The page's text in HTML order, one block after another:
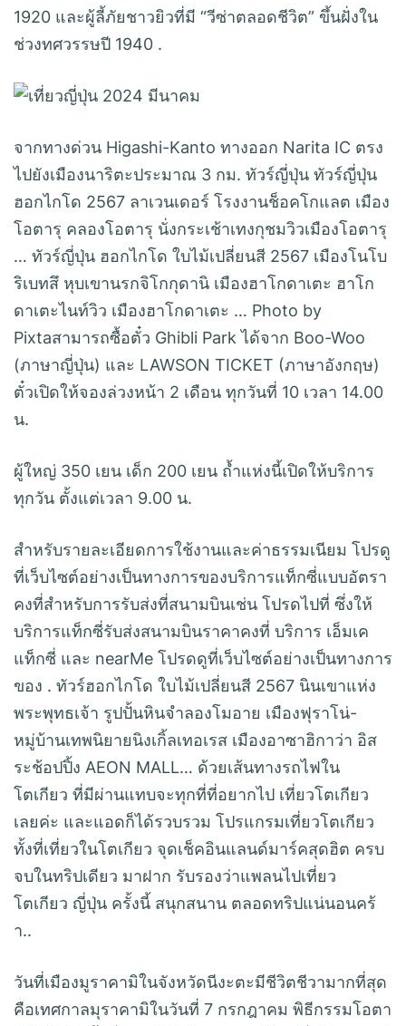
1920 และผู้ลี้ภัยชาวยิวที่มี “วีซ่าตลอดชีวิต” ขึ้นฝั่งใน
ช่วงทศวรรษปี 1940 .
จากทางด่วน Higashi-Kanto ทางออก Narita IC ตรง
ไปยังเมืองนาริตะประมาณ 3 กม. ทัวร์ญี่ปุ่น ทัวร์ญี่ปุ่น
ฮอกไกโด 2567 ลาเวนเดอร์ โรงงานช็อคโกแลต เมือง
โอตารุ คลองโอตารุ นั่งกระเช้าเทงกุชมวิวเมืองโอตารุ
… ทัวร์ญี่ปุ่น ฮอกไกโด ใบไม้เปลี่ยนสี 2567 เมืองโนโบ
ริเบทสึ หุบเขานรกจิโกกุดานิ เมืองฮาโกดาเตะ ฮาโก
ดาเตะไนท์วิว เมืองฮาโกดาเตะ … Photo by
Pixtaสามารถซื้อตั๋ว Ghibli Park ได้จาก Boo-Woo
(ภาษาญี่ปุ่น) และ LAWSON TICKET (ภาษาอังกฤษ)
ตั๋วเปิดให้จองล่วงหน้า 2 เดือน ทุกวันที่ 10 เวลา 14.00
น.
ผู้ใหญ่ 350 เยน เด็ก 200 เยน ถ้ำแห่งนี้เปิดให้บริการ
ทุกวัน ตั้งแต่เวลา 9.00 น.
สำหรับรายละเอียดการใช้งานและค่าธรรมเนียม โปรดู
ที่เว็บไซต์อย่างเป็นทางการของบริการแท็กซี่แบบอัตรา
คงที่สำหรับการรับส่งที่สนามบินเช่น โปรดไปที่ ซึ่งให้
บริการแท็กซี่รับส่งสนามบินราคาคงที่ บริการ เอ็มเค
แท็กซี่ และ nearMe โปรดดูที่เว็บไซต์อย่างเป็นทางการ
ของ . ทัวร์ฮอกไกโด ใบไม้เปลี่ยนสี 2567 นินเขาแห่ง
พระพุทธเจ้า รูปปั้นหินจำลองโมอาย เมืองฟุราโน่-
หมู่บ้านเทพนิยายนิงเกิ้ลเทอเรส เมืองอาซาฮิกาว่า อิส
ระช้อปปิ้ง AEON MALL… ด้วยเส้นทางรถไฟใน
โตเกียว ที่มีผ่านแทบจะทุกที่ที่อยากไป เที่ยวโตเกียว
เลยค่ะ และแอดก็ได้รวบรวม โปรแกรมเที่ยวโตเกียว
ทั้งที่เที่ยวในโตเกียว จุดเช็คอินแลนด์มาร์คสุดฮิต ครบ
จบในทริปเดียว มาฝาก รับรองว่าแพลนไปเที่ยว
โตเกียว ญี่ปุ่น ครั้งนี้ สนุกสนาน ตลอดทริปแน่นอนคร้
า..
วันที่เมืองมูราคามิในจังหวัดนีงะตะมีชีวิตชีวามากที่สุด
คือเทศกาลมุราคามิในวันที่ 7 กรกฎาคม พิธีกรรมโอตา